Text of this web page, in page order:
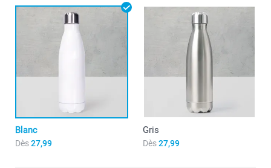
Blanc
Dès27,99
Gris
Dès27,99